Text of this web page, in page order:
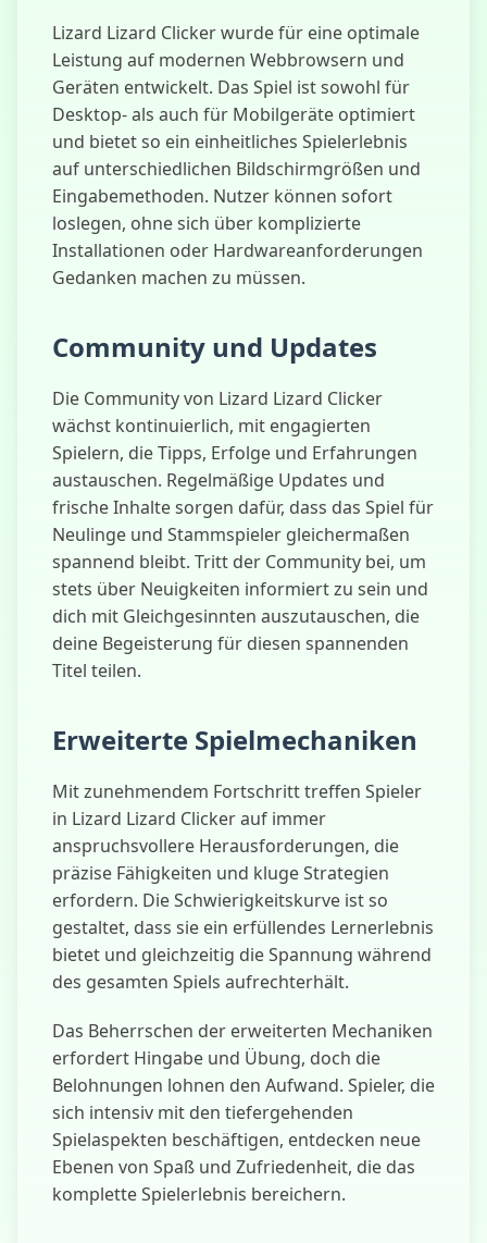
Lizard Lizard Clicker wurde für eine optimale
Leistung auf modernen Webbrowsern und
Geräten entwickelt. Das Spiel ist sowohl für
Desktop- als auch für Mobilgeräte optimiert
und bietet so ein einheitliches Spielerlebnis
auf unterschiedlichen Bildschirmgrößen und
Eingabemethoden. Nutzer können sofort
loslegen, ohne sich über komplizierte
Installationen oder Hardwareanforderungen
Gedanken machen zu müssen.
Community und Updates
Die Community von Lizard Lizard Clicker
wächst kontinuierlich, mit engagierten
Spielern, die Tipps, Erfolge und Erfahrungen
austauschen. Regelmäßige Updates und
frische Inhalte sorgen dafür, dass das Spiel für
Neulinge und Stammspieler gleichermaßen
spannend bleibt. Tritt der Community bei, um
stets über Neuigkeiten informiert zu sein und
dich mit Gleichgesinnten auszutauschen, die
deine Begeisterung für diesen spannenden
Titel teilen.
Erweiterte Spielmechaniken
Mit zunehmendem Fortschritt treffen Spieler
in Lizard Lizard Clicker auf immer
anspruchsvollere Herausforderungen, die
präzise Fähigkeiten und kluge Strategien
erfordern. Die Schwierigkeitskurve ist so
gestaltet, dass sie ein erfüllendes Lernerlebnis
bietet und gleichzeitig die Spannung während
des gesamten Spiels aufrechterhält.
Das Beherrschen der erweiterten Mechaniken
erfordert Hingabe und Übung, doch die
Belohnungen lohnen den Aufwand. Spieler, die
sich intensiv mit den tiefergehenden
Spielaspekten beschäftigen, entdecken neue
Ebenen von Spaß und Zufriedenheit, die das
komplette Spielerlebnis bereichern.